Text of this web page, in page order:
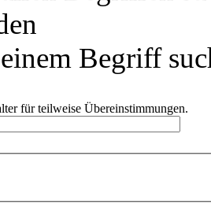
Begriff
für teilweise Übereinstimmungen.